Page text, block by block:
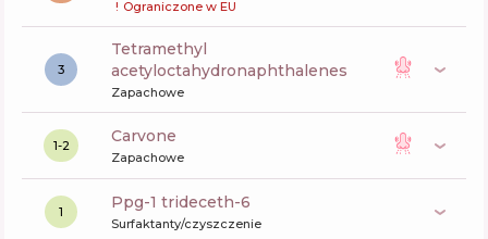
! Ograniczone w EU
3
tetramethyl
acetyloctahydronaphthalenes
Zapachowe
1-2 carvone
Zapachowe
1 ppg-1 trideceth-6
Surfaktanty/czyszczenie